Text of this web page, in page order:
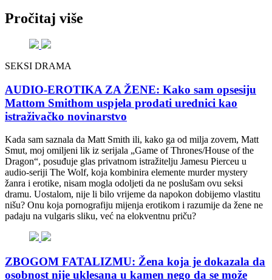
Pročitaj više
SEKSI DRAMA
AUDIO-EROTIKA ZA ŽENE: Kako sam opsesiju
Mattom Smithom uspjela prodati urednici kao
istraživačko novinarstvo
Kada sam saznala da Matt Smith ili, kako ga od milja zovem, Matt
Smut, moj omiljeni lik iz serijala „Game of Thrones/House of the
Dragon“, posuđuje glas privatnom istražitelju Jamesu Pierceu u
audio-seriji The Wolf, koja kombinira elemente murder mystery
žanra i erotike, nisam mogla odoljeti da ne poslušam ovu seksi
dramu. Uostalom, nije li bilo vrijeme da napokon dobijemo vlastitu
nišu? Onu koja pornografiju mijenja erotikom i razumije da žene ne
padaju na vulgaris sliku, već na elokventnu priču?
ZBOGOM FATALIZMU: Žena koja je dokazala da
osobnost nije uklesana u kamen nego da se može